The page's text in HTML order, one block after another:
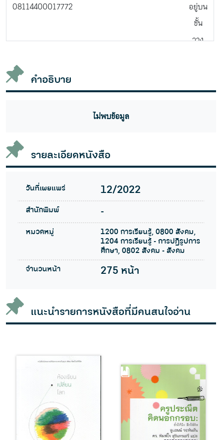
08114400017772
อยู่บน
ชั้น
วาง
คำอธิบาย
ไม่พบข้อมูล
รายละเอียดหนังสือ
วันที่เผยแพร่ 12/2022
สำนักพิมพ์ -
หมวดหมู่
1200 การเรียนรู้, 0800 สังคม,
1204 การเรียนรู้ - การปฏิรูปการ
ศึกษา, 0802 สังคม - สังคม
จำนวนหน้า
275 หน้า
แนะนำรายการหนังสือที่มีคนสนใจอ่าน